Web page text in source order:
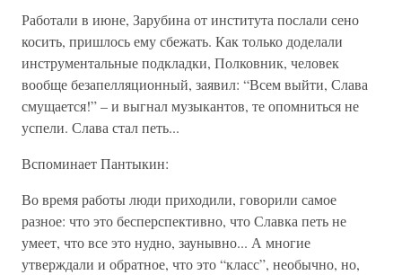
Работали в июне, Зарубина от института послали сено
косить, пришлось ему сбежать. Как только доделали
инструментальные подкладки, Полковник, человек
вообще безапелляционный, заявил: “Всем выйти, Слава
смущается!” – и выгнал музыкантов, те опомниться не
успели. Слава стал петь...
Вспоминает Пантыкин:
Во время работы люди приходили, говорили самое
разное: что это бесперспективно, что Славка петь не
умеет, что все это нудно, заунывно... А многие
утверждали и обратное, что это “класс”, необычно, но,